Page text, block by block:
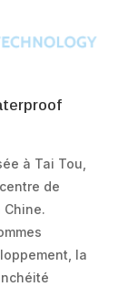
à Tai Tou,
de
la